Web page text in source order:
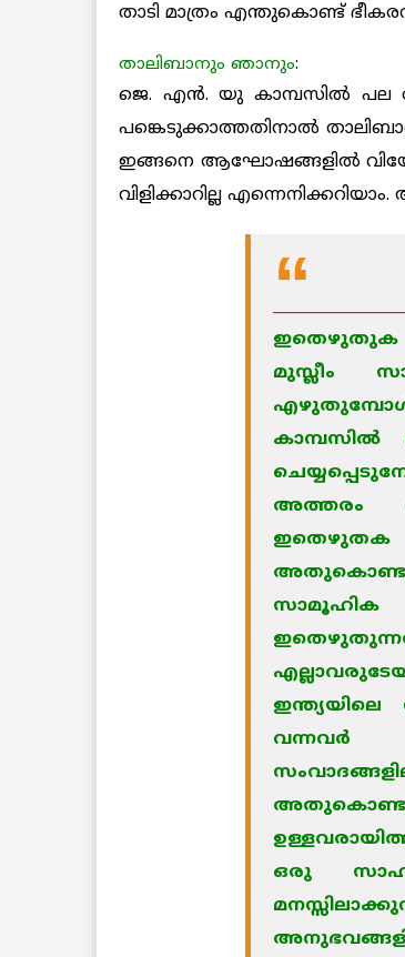
താടി മാത്രം എന്തുകൊണ്ട്
താലിബാനും ഞാനും:
ജെ. എന്‍. യു കാമ്പസില്‍ പല
പങ്കെടുക്കാത്തതിനാല്‍
ഇങ്ങനെ ആഘോഷങ്ങളില്‍
വിളിക്കാറില്ല
ഇതെഴുതുക
മുസ്ലീം
എഴുതുമ്പോള്‍
അത്തരം
ഇതെഴുതക
വന്നവര്‍
ഒരു